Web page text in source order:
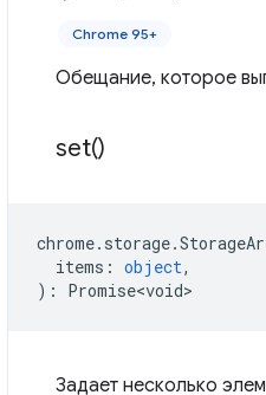
Chrome 95+
Обещание, которое
set()
chrome. storage.
items : object,
) : Promise<void>
Задает несколько